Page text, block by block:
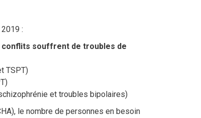
:
conflits souffrent de troubles de
TSPT)
et troubles bipolaires)
le nombre de personnes en besoin